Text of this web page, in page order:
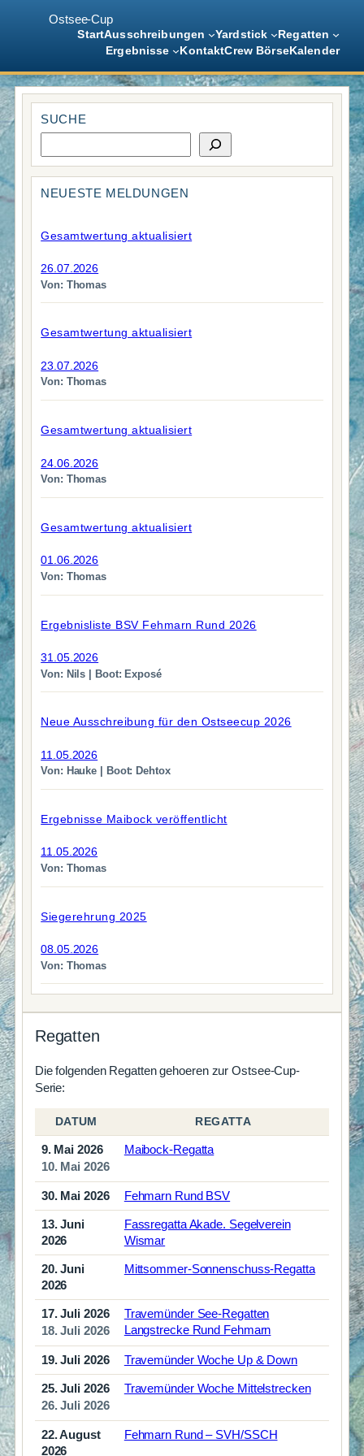
Zum
Inhalt
springen
Ostsee-Cup
StartAusschreibungen Yardstick
Regatten
Ergebnisse
KontaktCrew BörseKalender
SUCHE
u
c
h
NEUESTE MELDUNGEN
Gesamtwertung aktualisiert
26.07.2026
Von: Thomas
Gesamtwertung aktualisiert
23.07.2026
Von: Thomas
Gesamtwertung aktualisiert
24.06.2026
Von: Thomas
Gesamtwertung aktualisiert
01.06.2026
Von: Thomas
Ergebnisliste BSV Fehmarn Rund 2026
31.05.2026
Von: Nils | Boot: Exposé
Neue Ausschreibung für den Ostseecup 2026
11.05.2026
Von: Hauke | Boot: Dehtox
Ergebnisse Maibock veröffentlicht
11.05.2026
Von: Thomas
Siegerehrung 2025
08.05.2026
Von: Thomas
Regatten
Die folgenden Regatten gehoeren zur Ostsee-Cup-
Serie:
DATUM REGATTA
9. Mai 2026
10. Mai 2026
Maibock-Regatta
30. Mai 2026 Fehmarn Rund BSV
13. Juni
2026
Fassregatta Akade. Segelverein
Wismar
20. Juni
2026
Mittsommer-Sonnenschuss-Regatta
17. Juli 2026
18. Juli 2026
Travemünder See-Regatten
Langstrecke Rund Fehmarn
19. Juli 2026 Travemünder Woche Up & Down
25. Juli 2026
26. Juli 2026
Travemünder Woche Mittelstrecken
22. August
2026
Fehmarn Rund – SVH/SSCH